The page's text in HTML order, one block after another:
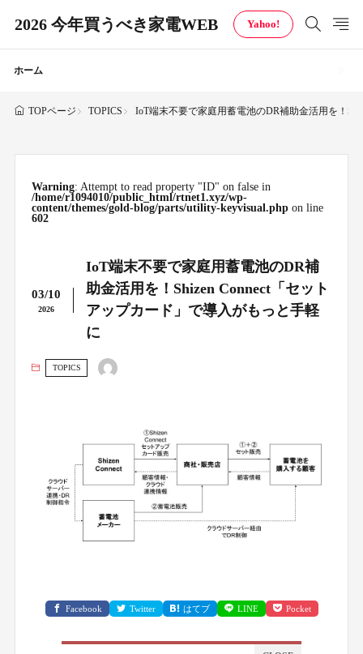
2026 今年買うべき家電WEB Yahoo!
ホーム
TOPページ TOPICS IoT端末不要で家庭用蓄電池のDR補助金活用を！
Warning: Attempt to read property "ID" on false in
/home/r1094010/public_html/rtnet1.xyz/wp-
content/themes/gold-blog/parts/utility-keyvisual.phpon line
602
03/10
2026
IoT端末不要で家庭用蓄電池のDR補
助金活用を！Shizen Connect「セット
アップカード」で導入がもっと手軽
に
TOPICS
Facebook Twitter はてブ LINE Pocket